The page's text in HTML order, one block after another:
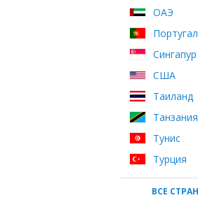
ОАЭ
Сингапур
США
Таиланд
Танзания
Тунис
Турция
ВСЕ